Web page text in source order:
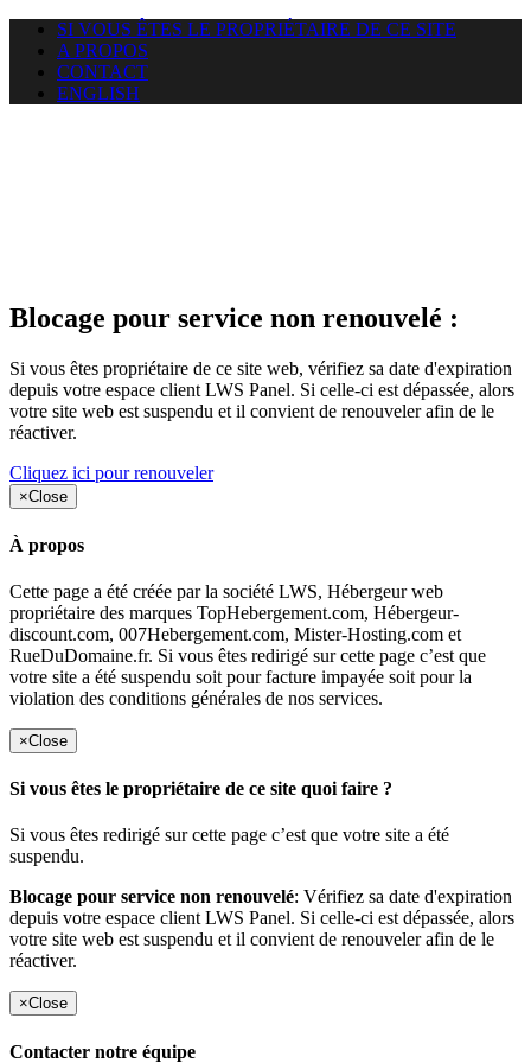
SI VOUS ÊTES LE PROPRIÉTAIRE DE CE SITE
A PROPOS
CONTACT
ENGLISH
Blocage pour service non renouvelé :
Si vous êtes propriétaire de ce site web, vérifiez sa date d'expiration
depuis votre espace client LWS Panel. Si celle-ci est dépassée, alors
votre site web est suspendu et il convient de renouveler afin de le
réactiver.
Cliquez ici pour renouveler
×Close
À propos
Cette page a été créée par la société LWS, Hébergeur web
propriétaire des marques TopHebergement.com, Hébergeur-
discount.com, 007Hebergement.com, Mister-Hosting.com et
RueDuDomaine.fr. Si vous êtes redirigé sur cette page c’est que
votre site a été suspendu soit pour facture impayée soit pour la
violation des conditions générales de nos services.
×Close
Si vous êtes le propriétaire de ce site quoi faire ?
Si vous êtes redirigé sur cette page c’est que votre site a été
suspendu.
Blocage pour service non renouvelé: Vérifiez sa date d'expiration
depuis votre espace client LWS Panel. Si celle-ci est dépassée, alors
votre site web est suspendu et il convient de renouveler afin de le
réactiver.
×Close
Contacter notre équipe